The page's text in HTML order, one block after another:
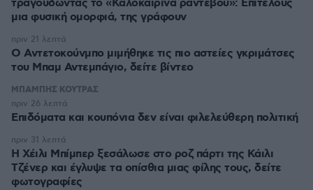
τραγουδώντας το «Καλοκαιρινά ραντεβού»: Επιτέλους
μια φυσική ομορφιά, της γράφουν
Ο Αντετοκούνμπο μιμήθηκε τις πιο αστείες γκριμάτσες
του Μπαμ Αντεμπάγιο, δείτε βίντεο
πριν 21 λεπτά
ΜΠΑΜΠΗΣ ΚΟΥΤΡΑΣ
Επιδόματα και κουπόνια δεν είναι φιλελεύθερη πολιτική
πριν 26 λεπτά
Η Χέιλι Μπίμπερ ξεσάλωσε στο ροζ πάρτι της Κάιλι
Τζένερ και έγλυψε τα οπίσθια μιας φίλης τους, δείτε
φωτογραφίες
πριν 31 λεπτά